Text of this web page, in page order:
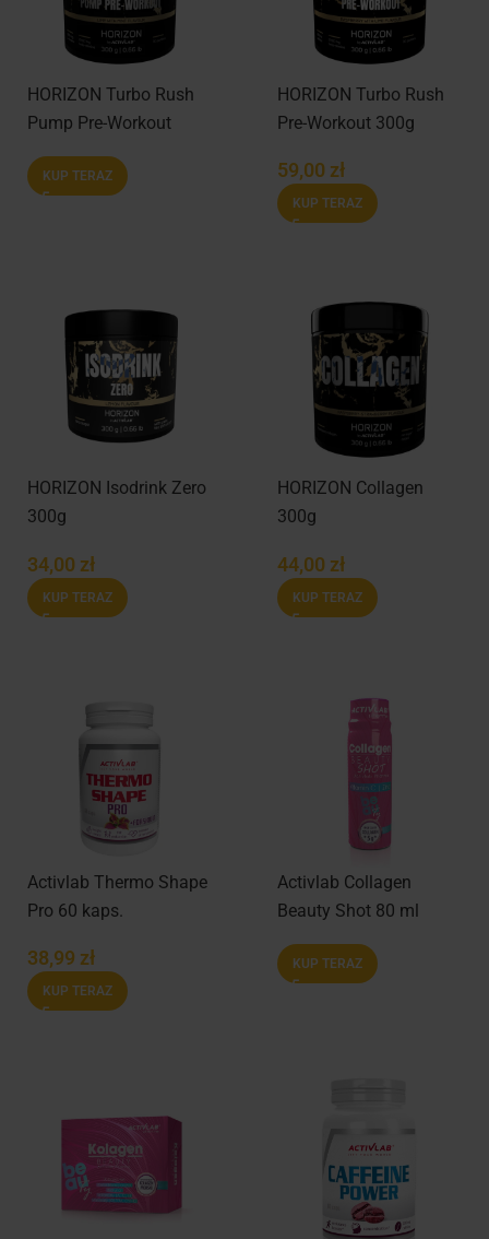
HORIZON Turbo Rush
Pump Pre-Workout
KUP TERAZ
HORIZON Turbo Rush
Pre-Workout 300g
59,00 zł
KUP TERAZ
HORIZON Isodrink Zero
300g
34,00 zł
KUP TERAZ
HORIZON Collagen
300g
44,00 zł
KUP TERAZ
Activlab Thermo Shape
Pro 60 kaps.
38,99 zł
KUP TERAZ
Activlab Collagen
Beauty Shot 80 ml
KUP TERAZ